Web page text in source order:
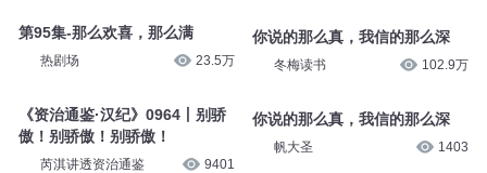
第95集-那么欢喜，那么满
热剧场 23.5万
《资治通鉴·汉纪》0964丨别骄
傲！别骄傲！别骄傲！
芮淇讲透资治通鉴 9401
你说的那么真，我信的那么深
冬梅读书 102.9万
你说的那么真，我信的那么深
帆大圣 1403